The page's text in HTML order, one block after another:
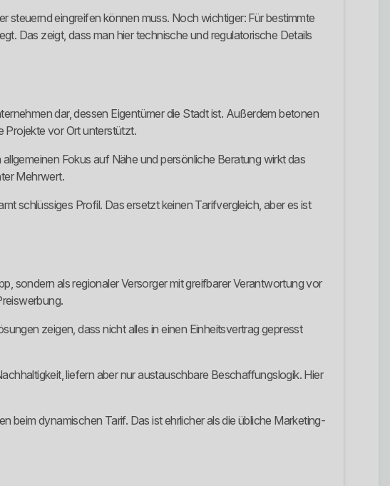
steuernd eingreifen können muss. Noch wichtiger: Für bestimmte
Das zeigt, dass man hier technische und regulatorische Details
dar, dessen Eigentümer die Stadt ist. Außerdem betonen
Projekte vor Ort unterstützt.
Fokus auf Nähe und persönliche Beratung wirkt das
Mehrwert.
schlüssiges Profil. Das ersetzt keinen Tarifvergleich, aber es ist
sondern als regionaler Versorger mit greifbarer Verantwortung vor
zeigen, dass nicht alles in einen Einheitsvertrag gepresst
liefern aber nur austauschbare Beschaffungslogik. Hier
dynamischen Tarif. Das ist ehrlicher als die übliche Marketing-